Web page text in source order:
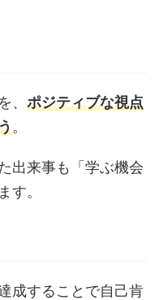
、 ポジティブな視点
。
出来事も「学ぶ機会
す。
成することで自己肯